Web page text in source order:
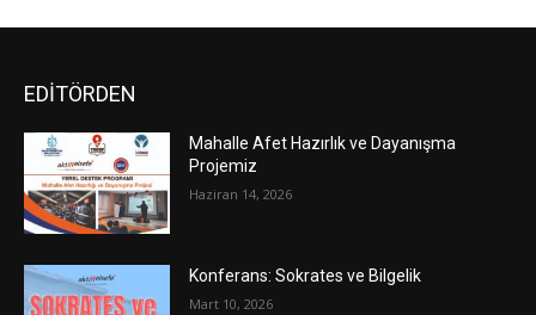
EDİTÖRDEN
Mahalle Afet Hazırlık ve Dayanışma
Projemiz
Haziran 14, 2026
Konferans: Sokrates ve Bilgelik
Mart 10, 2026